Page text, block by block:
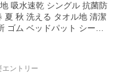
吸水速乾 シングル 抗菌防
夏 秋 洗える タオル地 清潔
ゴム ベッドパット シーツ
エントリー